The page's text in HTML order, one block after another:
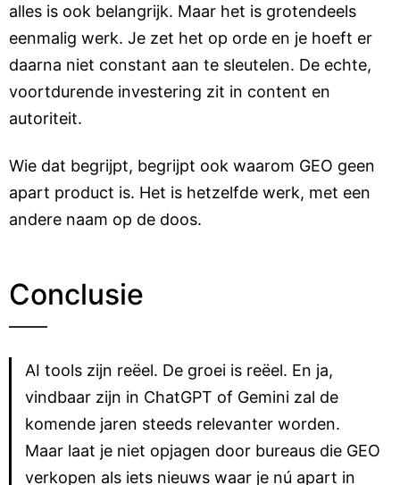
alles is ook belangrijk. Maar het is grotendeels
eenmalig werk. Je zet het op orde en je hoeft er
daarna niet constant aan te sleutelen. De echte,
voortdurende investering zit in content en
autoriteit.
Wie dat begrijpt, begrijpt ook waarom GEO geen
apart product is. Het is hetzelfde werk, met een
andere naam op de doos.
Conclusie
AI tools zijn reëel. De groei is reëel. En ja,
vindbaar zijn in ChatGPT of Gemini zal de
komende jaren steeds relevanter worden.
Maar laat je niet opjagen door bureaus die GEO
verkopen als iets nieuws waar je nú apart in